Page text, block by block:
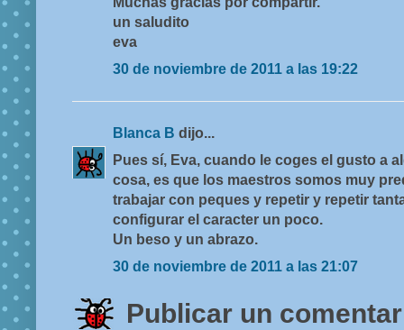
un saludito
eva
30 de noviembre de 2011 a las 19:22
Blanca B dijo...
Pues sí, Eva, cuando le coges el gusto a
cosa, es que los maestros somos muy
trabajar con peques y repetir y repetir
configurar el caracter un poco.
Un beso y un abrazo.
30 de noviembre de 2011 a las 21:07
Publicar un